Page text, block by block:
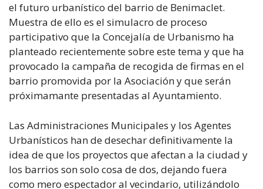
el futuro urbanístico del barrio de Benimaclet.
Muestra de ello es el simulacro de proceso
participativo que la Concejalía de Urbanismo ha
planteado recientemente sobre este tema y que ha
provocado la campaña de recogida de firmas en el
barrio promovida por la Asociación y que serán
próximamante presentadas al Ayuntamiento.
Las Administraciones Municipales y los Agentes
Urbanísticos han de desechar definitivamente la
idea de que los proyectos que afectan a la ciudad y
los barrios son solo cosa de dos, dejando fuera
como mero espectador al vecindario, utilizándolo